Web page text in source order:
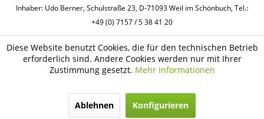
Inhaber: Udo Berner, Schulstraße 23, D-71093 Weil im Schönbuch, Tel.:
+49 (0) 7157 / 5 38 41 20
Diese Website benutzt Cookies, die für den technischen Betrieb
erforderlich sind. Andere Cookies werden nur mit Ihrer
Zustimmung gesetzt. Mehr Informationen
Ablehnen Konfigurieren